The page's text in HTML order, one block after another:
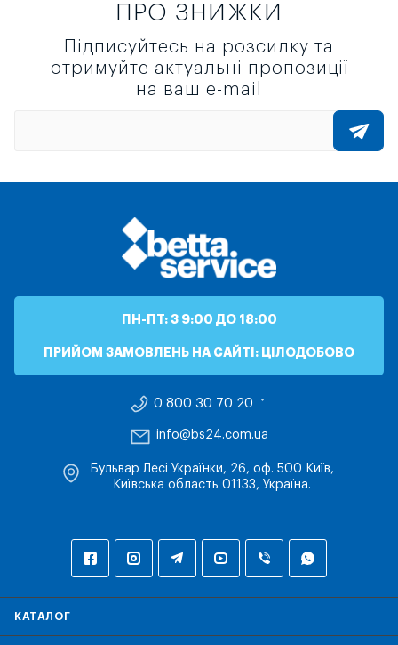
ПРО ЗНИЖКИ
Підписуйтесь на розсилку та
отримуйте актуальні пропозиції
на ваш e-mail
ПН-ПТ: З 9:00 ДО 18:00
ПРИЙОМ ЗАМОВЛЕНЬ НА САЙТІ: ЦІЛОДОБОВО
0 800 30 70 20
info@bs24.com.ua
Бульвар Лесі Українки, 26, оф. 500 Київ,
Київська область 01133, Україна.
КАТАЛОГ